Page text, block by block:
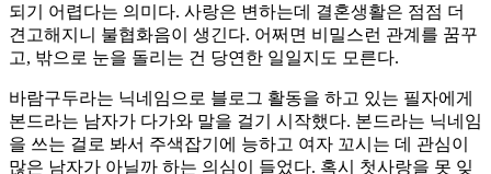
되기 어렵다는 의미다. 사랑은 변하는데 결혼생활은 점점 더
견고해지니 불협화음이 생긴다. 어쩌면 비밀스런 관계를 꿈꾸
고, 밖으로 눈을 돌리는 건 당연한 일일지도 모른다.
바람구두라는 닉네임으로 블로그 활동을 하고 있는 필자에게
본드라는 남자가 다가와 말을 걸기 시작했다. 본드라는 닉네임
을 쓰는 걸로 봐서 주색잡기에 능하고 여자 꼬시는 데 관심이
많은 남자가 아닐까 하는 의심이 들었다. 혹시 첫사랑을 못 잊